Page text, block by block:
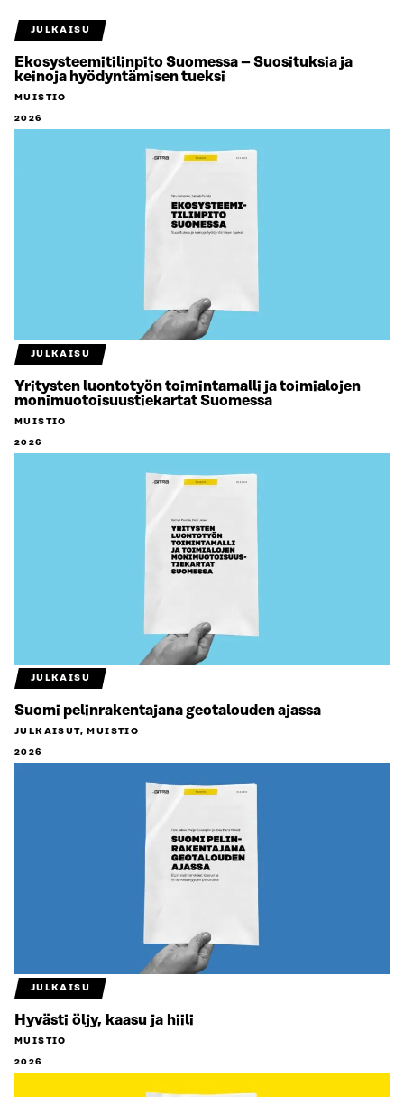
JULKAISU
Ekosysteemitilinpito Suomessa – Suosituksia ja
keinoja hyödyntämisen tueksi
MUISTIO
2026
JULKAISU
Yritysten luontotyön toimintamalli ja toimialojen
monimuotoisuustiekartat Suomessa
MUISTIO
2026
JULKAISU
Suomi pelinrakentajana geotalouden ajassa
JULKAISUT, MUISTIO
2026
JULKAISU
Hyvästi öljy, kaasu ja hiili
MUISTIO
2026